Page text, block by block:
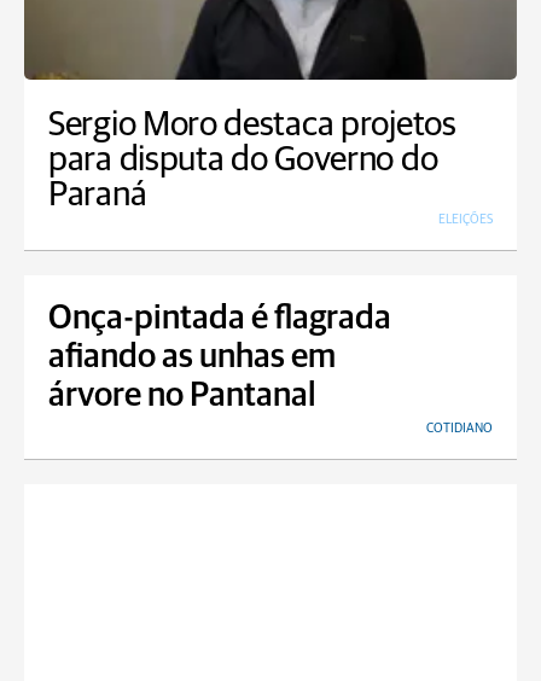
Sergio Moro destaca projetos
para disputa do Governo do
Paraná
ELEIÇÕES
Onça-pintada é flagrada
afiando as unhas em
árvore no Pantanal
COTIDIANO